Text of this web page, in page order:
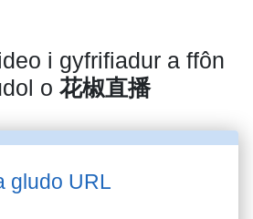
i gyfrifiadur a ffôn
o 花椒直播
gludo URL